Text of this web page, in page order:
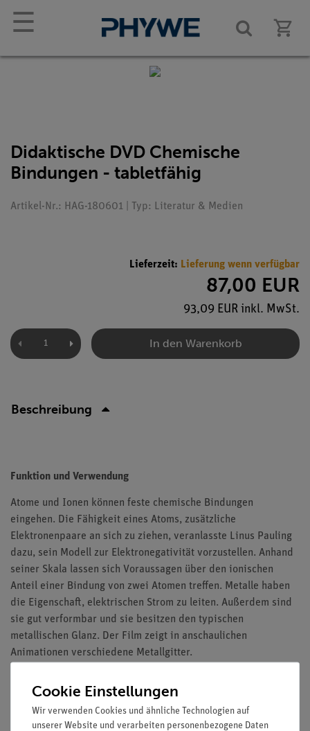
☰
Didaktische DVD Chemische
Bindungen - tabletfähig
Artikel-Nr.: HAG-180601 | Typ: Literatur & Medien
Lieferzeit: Lieferung wenn verfügbar
87,00 EUR
93,09 EUR inkl. MwSt.
In den Warenkorb
Beschreibung
Funktion und Verwendung
Atome und Ionen können feste chemische Bindungen
eingehen. Die Fähigkeit eines Atoms, zusätzliche
Elektronenpaare an sich zu ziehen, veranlasste Linus Pauling
dazu, sein Modell zur Elektronegativität vorzustellen. Anhand
seiner Skala lassen sich Voraussagen über den ionischen
Anteil einer Bindung von zwei Atomen treffen. Metalle haben
die Eigenschaft, elektrischen Strom zu leiten. Außerdem sind
sie gut verformbar und sie besitzen den typischen
metallischen Glanz. Der Film zeigt in anschaulichen
Animationen verschiedene Metallgitter.
Bilder und Grafiken zum Film, 6 Arbeitsblätter, Begleittext
Zielgruppe: ab 8. Schuljahr
Cookie Einstellungen
Wir verwenden Cookies und ähnliche Technologien auf
unserer Website und verarbeiten personenbezogene Daten